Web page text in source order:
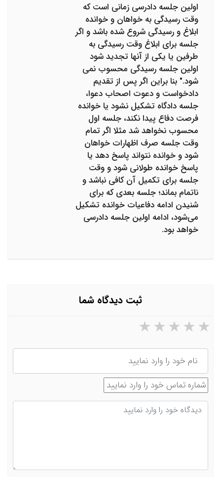
اولین جلسه دادرسی زمانی است که
وقت رسیدگی به خواهان و خوانده
ابلاغ و رسیدگی شروع شده باشد و اگر
جلسه برای ابلاغ وقت رسیدگی به
طرفین یا یکی از آنها تجدید شود
اولین جلسه رسیدگی محسوب نمی
شود." بنا براین اگر پس از تقدیم
دادخواست و دعوت اصحاب دعوا،
جلسه دادگاه تشکیل نشود یا خوانده
فرصت دفاع پیدا نکند، جلسه اول
محسوب نخواهد شد مثلا اگر تمام
وقت جلسه صرف اظهارات خواهان
شود و خوانده نتواند پاسخ دهد یا
پاسخ خوانده طولانی شود و وقت
جلسه برای تکمیل آن کافی نباشد و
ناتمام بماند؛ جلسه بعدی که برای
شنیدن ادامه دفاعیات خوانده تشکیل
می‌شود، ادامه اولین جلسه دادرسی
خواهد بود.
ثبت دیدگاه شما
۵ ستاره از ۵ ۴ ستاره از ۵ ۳ ستاره از ۵ ۲ ستاره از ۵
نام
شماره تماس
دیدگاه